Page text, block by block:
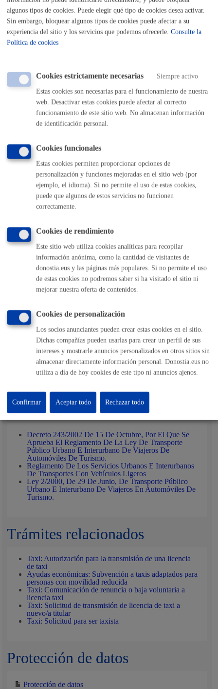
Nota:es obligatorioel uso del impreso específico indicado
en este trámite.
Tamaño máximo anexos:10 Mb
Cantidad a abonar
Gratuito
Plazo de resolución y sentido
del silencio
Plazo estimado:1 semana Plazo legal: 3 meses
Sentido del silencio:Positivo
Siempre dependiendo de cuándo se hace la revisión del
Pasos del procedimiento
Registro solicitud y documentación
Subsanación de la documentación, en su csao
Pasar la revisión del vehículo en la Guardia Municipal
Responsable de la tramitación
Departamento:Dirección de Movilidad
Normativa
Decreto 243/2002 De 15 De Octubre, Por El Que Se
Aprueba El Reglamento De La Ley De Transporte
Público Urbano E Interurbano De Viajeros De
Automóviles De Turismo.
Reglamento De Los Servicios Urbanos E Interurbanos
De Transportes Con Vehículos Ligeros
Ley 2/2000, De 29 De Junio, De Transporte Público
Urbano E Interurbano De Viajeros En Automóviles De
Turismo.
Trámites relacionados
Taxi: Autorización para la transmisión de una licencia
de taxi
Ayudas económicas: Subvención a taxis adaptados para
personas con movilidad reducida
Taxi: Comunicación de renuncia o baja voluntaria a
licencia taxi
Taxi: Solicitud de transmisión de licencia de taxi a
nuevo/a titular
Taxi: Solicitud para ser taxista
Protección de datos
Protección de datos
algunos tipos de cookies. Puede elegir qué tipo de cookies desea activar.
Sin embargo, bloquear algunos tipos de cookies puede afectar a su
experiencia del sitio y los servicios que podemos ofrecerle. Consulte la
Política de cookies
Cookies estrictamente necesarias Siempre activo
Estas cookies son necesarias para el funcionamiento de nuestra
web. Desactivar estas cookies puede afectar al correcto
funcionamiento de este sitio web. No almacenan información
de identificación personal.
Cookies funcionales
Estas cookies permiten proporcionar opciones de
personalización y funciones mejoradas en el sitio web (por
ejemplo, el idioma). Si no permite el uso de estas cookies,
puede que algunos de estos servicios no funcionen
correctamente.
Cookies de rendimiento
Este sitio web utiliza cookies analíticas para recopilar
información anónima, como la cantidad de visitantes de
donostia.eus y las páginas más populares. Si no permite el uso
de estas cookies no podremos saber si ha visitado el sitio ni
mejorar nuestra oferta de contenidos.
Cookies de personalización
Los socios anunciantes pueden crear estas cookies en el sitio.
Dichas compañías pueden usarlas para crear un perfil de sus
intereses y mostrarle anuncios personalizados en otros sitios sin
almacenar directamente información personal. Donostia.eus no
utiliza a día de hoy cookies de este tipo ni anuncios ajenos.
Rechazar todo
Confirmar Aceptar todo